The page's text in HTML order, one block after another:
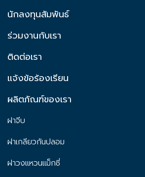
นักลงทุนสัมพันธ์
ร่วมงานกับเรา
ติดต่อเรา
แจ้งข้อร้องเรียน
ผลิตภัณฑ์ของเรา
ฝาจีบ
ฝาเกลียวกันปลอม
ฝาวงแหวนแม็กซี่